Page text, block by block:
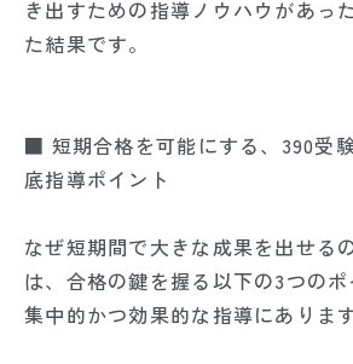
き出すための指導ノウハウがあっ
た結果です。
■ 短期合格を可能にする、390受
底指導ポイント
なぜ短期間で大きな成果を出せる
は、合格の鍵を握る以下の3つのポ
集中的かつ効果的な指導にあります